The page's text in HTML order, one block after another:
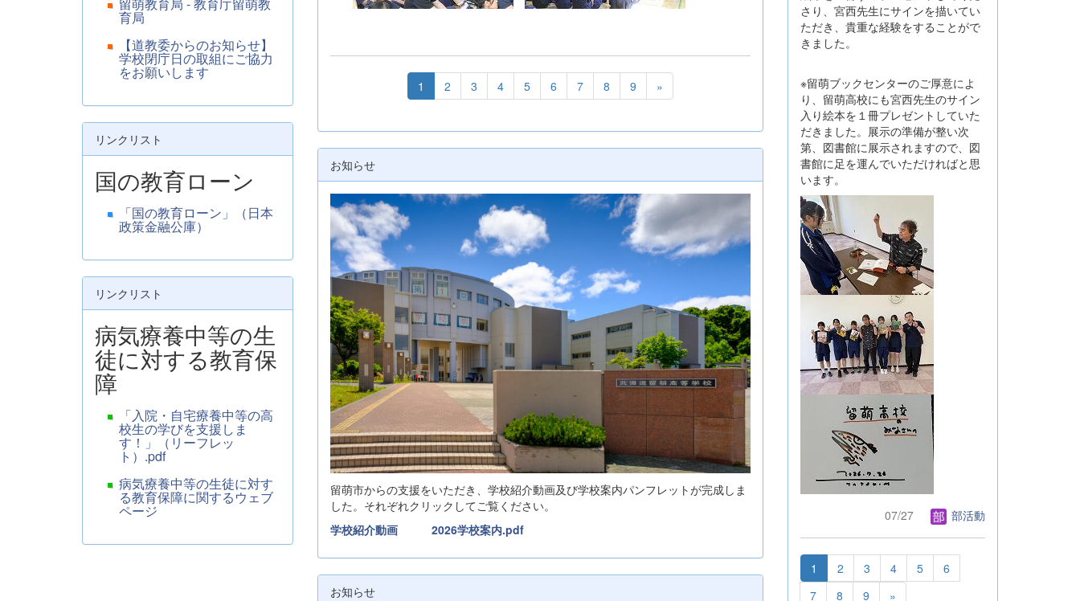
1 2 3 4 5 6 7 8 9 »
お知らせ
留萌市からの支援をいただき、学校紹介動画及び学校案内パンフレットが完成しま
した。それぞれクリックしてご覧ください。
学校紹介動画
2026学校案内.pdf
お知らせ
育局
【道教委からのお知らせ】
学校閉庁日の取組にご協力
をお願いします
リンクリスト
国の教育ローン
「国の教育ローン」（日本
政策金融公庫）
リンクリスト
病気療養中等の生
徒に対する教育保
障
「入院・自宅療養中等の高
校生の学びを支援しま
す！」（リーフレッ
ト）.pdf
病気療養中等の生徒に対す
る教育保障に関するウェブ
ページ
さり、宮西先生にサインを描いてい
ただき、貴重な経験をすることがで
きました。
※留萌ブックセンターのご厚意によ
り、留萌高校にも宮西先生のサイン
入り絵本を１冊プレゼントしていた
だきました。展示の準備が整い次
第、図書館に展示されますので、図
書館に足を運んでいただければと思
います。
07/27 部活動
1 2 3 4 5
6
7
8 9 »